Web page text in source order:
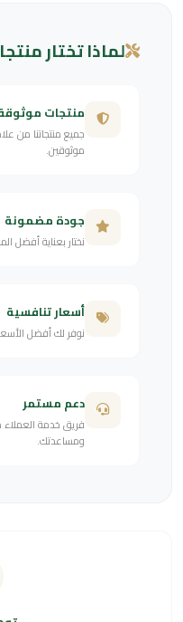
لماذا تختار
منتجات موثوقة
جميع منتجاتنا من
موثوقين.
جودة مضمونة
نختار بعناية أفضل
أسعار تنافسية
نوفر لك أفضل
دعم مستمر
فريق خدمة العملاء
ومساعدتك.